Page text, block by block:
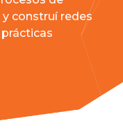
construí redes